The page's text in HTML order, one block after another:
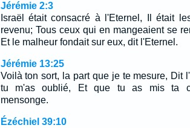
Jérémie 2:3
Israël était consacré à l'Eternel, Il était
revenu; Tous ceux qui en mangeaient se
Et le malheur fondait sur eux, dit l'Eternel.
Jérémie 13:25
Voilà ton sort, la part que je te mesure, Dit
tu m'as oublié, Et que tu as mis ta
mensonge.
Ézéchiel 39:10